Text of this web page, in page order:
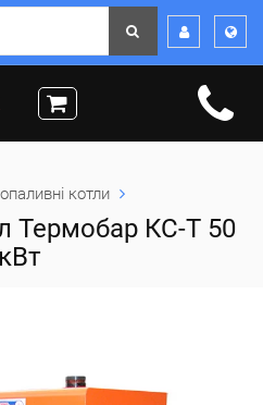
котли
Термобар КС-Т 50
кВт